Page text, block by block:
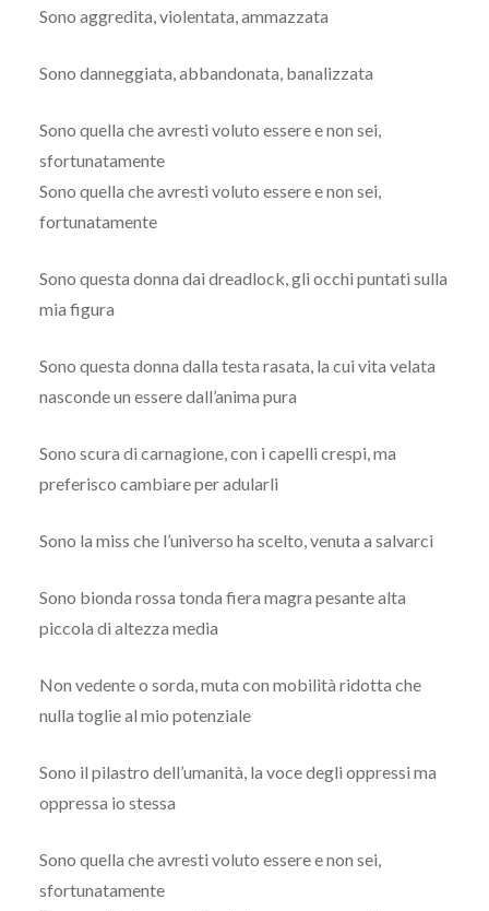
Sono aggredita, violentata, ammazzata
Sono danneggiata, abbandonata, banalizzata
Sono quella che avresti voluto essere e non sei,
sfortunatamente
Sono quella che avresti voluto essere e non sei,
fortunatamente
Sono questa donna dai dreadlock, gli occhi puntati sulla
mia figura
Sono questa donna dalla testa rasata, la cui vita velata
nasconde un essere dall’anima pura
Sono scura di carnagione, con i capelli crespi, ma
preferisco cambiare per adularli
Sono la miss che l’universo ha scelto, venuta a salvarci
Sono bionda rossa tonda fiera magra pesante alta
piccola di altezza media
Non vedente o sorda, muta con mobilità ridotta che
nulla toglie al mio potenziale
Sono il pilastro dell’umanità, la voce degli oppressi ma
oppressa io stessa
Sono quella che avresti voluto essere e non sei,
sfortunatamente